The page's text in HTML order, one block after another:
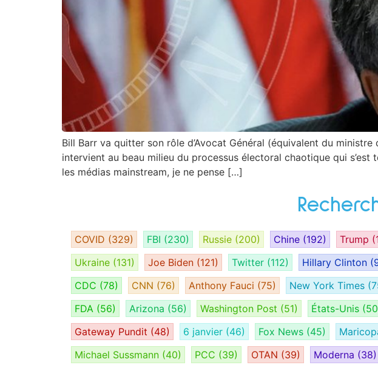
Bill Barr va quitter son rôle d’Avocat Général (équivalent du
intervient au beau milieu du processus électoral chaotique qui
les médias mainstream, je ne pense […]
COVID (329) FBI (230) Russie (200) Chine (192) Trump
Ukraine (131) Joe Biden (121) Twitter (112) Hillary Clinton
CDC (78) CNN (76) Anthony Fauci (75) New York Times
FDA (56) Arizona (56) Washington Post (51) États-Unis
Gateway Pundit (48) 6 janvier (46) Fox News (45)
Michael Sussmann (40) PCC (39) OTAN (39) Moderna (38)